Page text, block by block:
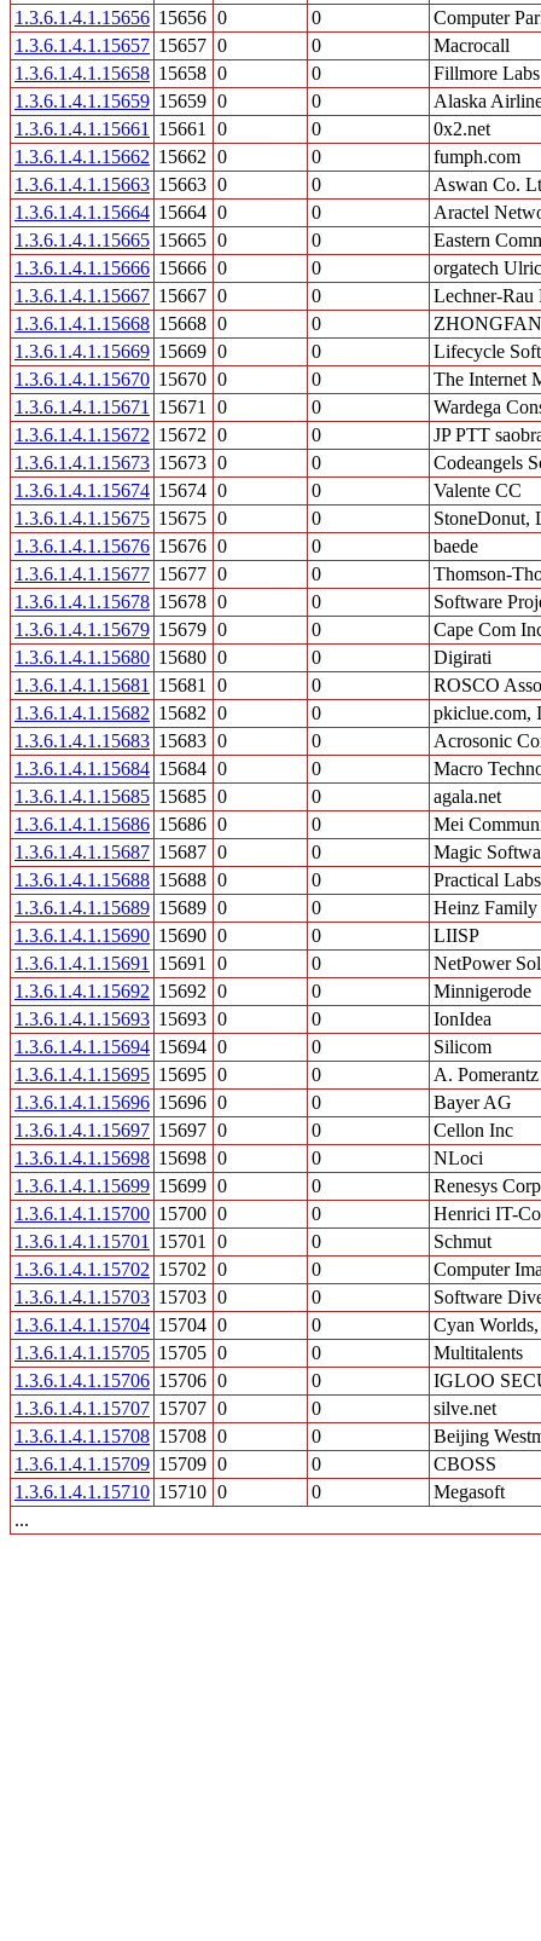
1.3.6.1.4.1.15656 15656 0 0
Computer
1.3.6.1.4.1.15657 15657 0 0
Macrocall
1.3.6.1.4.1.15658 15658 0 0
Fillmore Labs
1.3.6.1.4.1.15659 15659 0 0
Alaska
1.3.6.1.4.1.15661
15661 0 0
0x2.net
1.3.6.1.4.1.15662 15662 0 0
fumph.com
1.3.6.1.4.1.15663 15663 0 0
Aswan Co.
1.3.6.1.4.1.15664 15664 0 0
Aractel
1.3.6.1.4.1.15665 15665 0 0
Eastern
1.3.6.1.4.1.15666 15666 0 0
orgatech
1.3.6.1.4.1.15667 15667 0 0
Lechner-Rau
1.3.6.1.4.1.15668 15668 0 0
1.3.6.1.4.1.15669 15669 0 0
Lifecycle
1.3.6.1.4.1.15670 15670 0 0
The Internet
1.3.6.1.4.1.15671
15671 0 0
Wardega
1.3.6.1.4.1.15672 15672 0 0
JP PTT
1.3.6.1.4.1.15673 15673 0 0
Codeangels
1.3.6.1.4.1.15674 15674 0 0
Valente CC
1.3.6.1.4.1.15675 15675 0 0
StoneDonut,
1.3.6.1.4.1.15676 15676 0 0
baede
1.3.6.1.4.1.15677 15677 0 0
Thomson-
1.3.6.1.4.1.15678 15678 0 0
Software
1.3.6.1.4.1.15679 15679 0 0
Cape Com
1.3.6.1.4.1.15680 15680 0 0
Digirati
1.3.6.1.4.1.15681
15681 0 0
ROSCO
1.3.6.1.4.1.15682 15682 0 0
pkiclue.com,
1.3.6.1.4.1.15683 15683 0 0
Acrosonic
1.3.6.1.4.1.15684 15684 0 0
Macro
1.3.6.1.4.1.15685 15685 0 0
agala.net
1.3.6.1.4.1.15686 15686 0 0
Mei
1.3.6.1.4.1.15687 15687 0 0
Magic
1.3.6.1.4.1.15688 15688 0 0
Practical Labs
1.3.6.1.4.1.15689 15689 0 0
Heinz Family
1.3.6.1.4.1.15690 15690 0 0
LIISP
1.3.6.1.4.1.15691
15691 0 0
NetPower
1.3.6.1.4.1.15692 15692 0 0
Minnigerode
1.3.6.1.4.1.15693 15693 0 0
IonIdea
1.3.6.1.4.1.15694 15694 0 0
Silicom
1.3.6.1.4.1.15695 15695 0 0
A.
1.3.6.1.4.1.15696 15696 0 0
Bayer AG
1.3.6.1.4.1.15697 15697 0 0
Cellon Inc
1.3.6.1.4.1.15698 15698 0 0
NLoci
1.3.6.1.4.1.15699 15699 0 0
Renesys
1.3.6.1.4.1.15700 15700 0 0
Henrici IT-
1.3.6.1.4.1.15701
15701 0 0
Schmut
1.3.6.1.4.1.15702 15702 0 0
Computer
1.3.6.1.4.1.15703 15703 0 0
Software
1.3.6.1.4.1.15704 15704 0 0
Cyan
1.3.6.1.4.1.15705 15705 0 0
Multitalents
1.3.6.1.4.1.15706 15706 0 0
IGLOO
1.3.6.1.4.1.15707 15707 0 0
silve.net
1.3.6.1.4.1.15708 15708 0 0
Beijing
1.3.6.1.4.1.15709 15709 0 0
CBOSS
1.3.6.1.4.1.15710 15710 0 0
Megasoft
...